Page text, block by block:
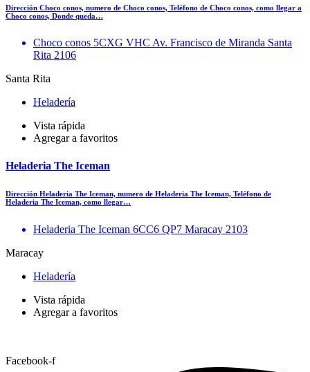
Dirección Choco conos, numero de Choco conos, Teléfono de Choco conos, como llegar a
Choco conos, Donde queda…
Choco conos 5CXG VHC Av. Francisco de Miranda Santa
Rita 2106
Santa Rita
Heladería
Vista rápida
Agregar a favoritos
Heladeria The Iceman
Dirección Heladeria The Iceman, numero de Heladeria The Iceman, Teléfono de
Heladeria The Iceman, como llegar…
Heladeria The Iceman 6CC6 QP7 Maracay 2103
Maracay
Heladería
Vista rápida
Agregar a favoritos
Facebook-f